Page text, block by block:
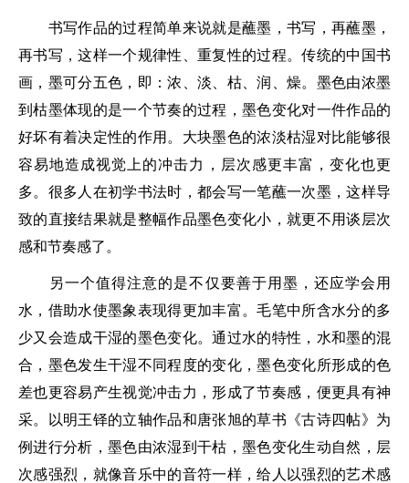
书写作品的过程简单来说就是蘸墨，书写，再蘸墨，
再书写，这样一个规律性、重复性的过程。传统的中国书
画，墨可分五色，即：浓、淡、枯、润、燥。墨色由浓墨
到枯墨体现的是一个节奏的过程，墨色变化对一件作品的
好坏有着决定性的作用。大块墨色的浓淡枯湿对比能够很
容易地造成视觉上的冲击力，层次感更丰富，变化也更
多。很多人在初学书法时，都会写一笔蘸一次墨，这样导
致的直接结果就是整幅作品墨色变化小，就更不用谈层次
感和节奏感了。
另一个值得注意的是不仅要善于用墨，还应学会用
水，借助水使墨象表现得更加丰富。毛笔中所含水分的多
少又会造成干湿的墨色变化。通过水的特性，水和墨的混
合，墨色发生干湿不同程度的变化，墨色变化所形成的色
差也更容易产生视觉冲击力，形成了节奏感，便更具有神
采。以明王铎的立轴作品和唐张旭的草书《古诗四帖》为
例进行分析，墨色由浓湿到干枯，墨色变化生动自然，层
次感强烈，就像音乐中的音符一样，给人以强烈的艺术感